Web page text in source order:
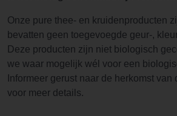
Onze pure thee- en kruidenproducten
bevatten geen toegevoegde geur-,
Deze producten zijn niet biologisch
we waar mogelijk wél voor een
Informeer gerust naar de herkomst van
voor meer details.